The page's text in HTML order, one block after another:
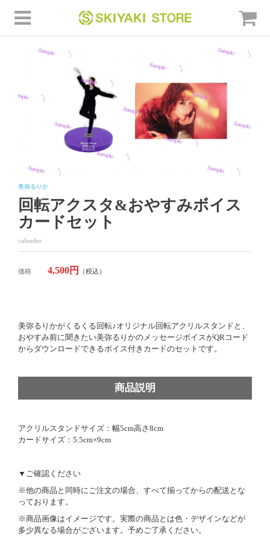
美弥るりか
回転アクスタ&おやすみボイス
カードセット
calender
価格 4,500円 （税込）
美弥るりかがくるくる回転♪オリジナル回転アクリルスタンドと、
おやすみ前に聞きたい美弥るりかのメッセージボイスがQRコード
からダウンロードできるボイス付きカードのセットです。
商品説明
アクリルスタンドサイズ：幅5cm高さ8cm
カードサイズ：5.5cm×9cm
▼ご確認ください
※他の商品と同時にご注文の場合、すべて揃ってからの配送とな
っております。
※商品画像はイメージです。実際の商品とは色・デザインなどが
多少異なる場合がございます。予めご了承ください。